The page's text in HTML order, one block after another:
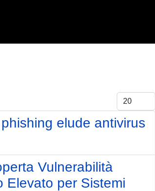
Visualizza #
elude antivirus
Vulnerabilità
Elevato per Sistemi